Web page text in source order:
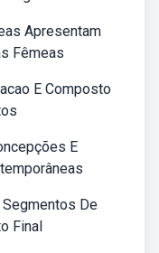
Apresentam
Fêmeas
E Composto
E
De
Final